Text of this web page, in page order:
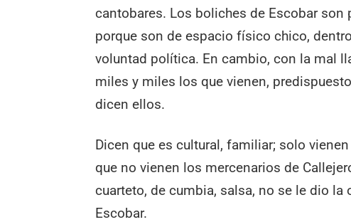
cantobares. Los boliches de Escobar
porque son de espacio físico chico,
voluntad política. En cambio, con la mal
miles y miles los que vienen,
dicen ellos.
Dicen que es cultural, familiar; solo
que no vienen los mercenarios de
cuarteto, de cumbia, salsa, no se le dio
Escobar.